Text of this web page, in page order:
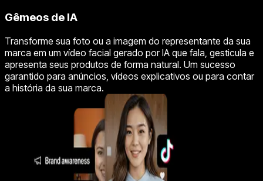
Gêmeos de IA
Transforme sua foto ou a imagem do representante da sua
marca em um vídeo facial gerado por IA que fala, gesticula e
apresenta seus produtos de forma natural. Um sucesso
garantido para anúncios, vídeos explicativos ou para contar
a história da sua marca.